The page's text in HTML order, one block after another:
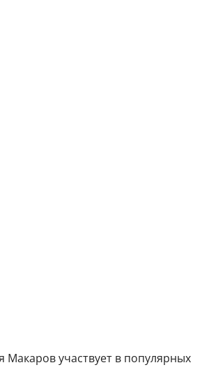
Макаров участвует в популярных